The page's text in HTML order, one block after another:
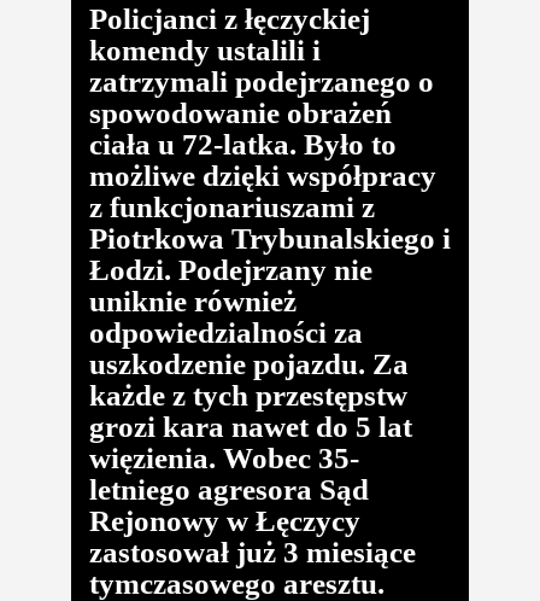
Policjanci z łęczyckiej
komendy ustalili i
zatrzymali podejrzanego o
spowodowanie obrażeń
ciała u 72-latka. Było to
możliwe dzięki współpracy
z funkcjonariuszami z
Piotrkowa Trybunalskiego i
Łodzi. Podejrzany nie
uniknie również
odpowiedzialności za
uszkodzenie pojazdu. Za
każde z tych przestępstw
grozi kara nawet do 5 lat
więzienia. Wobec 35-
letniego agresora Sąd
Rejonowy w Łęczycy
zastosował już 3 miesiące
tymczasowego aresztu.